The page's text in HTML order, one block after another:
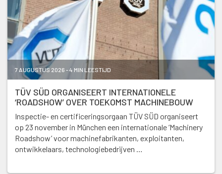
7 AUGUSTUS 2026 - 4 MIN LEESTIJD
TÜV SÜD ORGANISEERT INTERNATIONELE
‘ROADSHOW’ OVER TOEKOMST MACHINEBOUW
Inspectie- en certificeringsorgaan TÜV SÜD organiseert
op 23 november in München een internationale ‘Machinery
Roadshow’ voor machinefabrikanten, exploitanten,
ontwikkelaars, technologiebedrijven …